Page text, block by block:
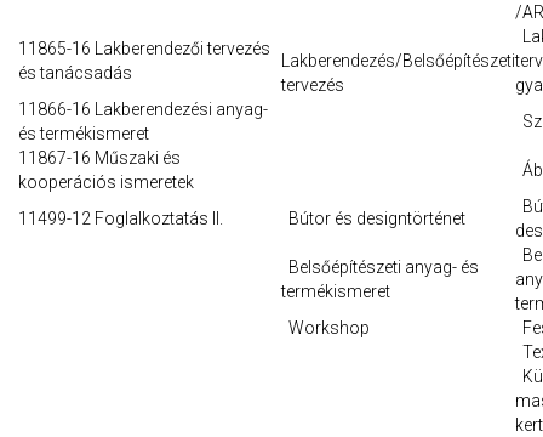
/
11865-16 Lakberendezői tervezés
és tanácsadás
Lakberendezés/Belsőépítészeti
tervezés
11866-16 Lakberendezési anyag-
és termékismeret
11867-16 Műszaki és
kooperációs ismeretek
11499-12 Foglalkoztatás II. Bútor és designtörténet
Belsőépítészeti anyag- és
termékismeret
Workshop